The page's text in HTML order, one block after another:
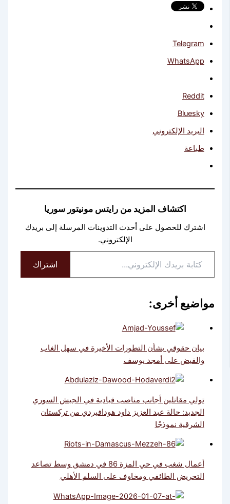
Telegram
WhatsApp
Reddit
Bluesky
البريد الإلكتروني
طباعة
اكتشاف المزيد من رايتس مونيتور سوريا
اشترك للحصول على أحدث التدوينات المرسلة إلى بريدك
الإلكتروني.
بريدك
الإلكتروني...
اشتراك
مواضيع أخرى:
بيان حقوقي بشأن التطورات الأخيرة في سهل الغاب
والقبض على أمجد يوسف
تولي مقاتلين أجانب مناصب قيادية في الجيش السوري
الجديد: حالة عبد العزيز داود هودافيردي من تركستان
الشرقية نموذجًا
أعمال شغب في حي المزة 86 في دمشق وسط تصاعد
التحريض الطائفي ومخاوف على السلم الأهلي